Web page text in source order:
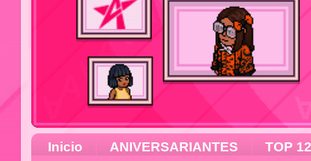
Inicio ANIVERSARIANTES
TOP 12